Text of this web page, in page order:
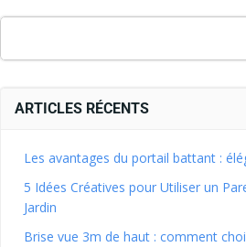
ARTICLES RÉCENTS
Les avantages du portail battant :
5 Idées Créatives pour Utiliser un
Jardin
Brise vue 3m de haut : comment